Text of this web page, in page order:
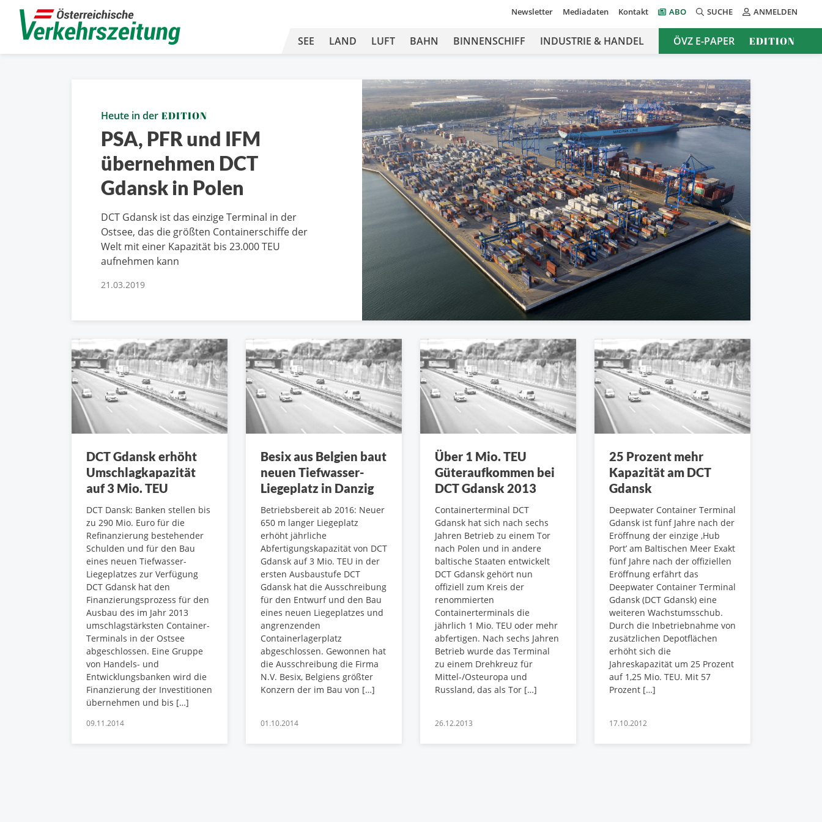
Newsletter Mediadaten Kontakt ABO SUCHE ANMELDEN
SEE LAND LUFT BAHN BINNENSCHIFF INDUSTRIE & HANDEL ÖVZ E-PAPER EDITION
Heute in der EDITION
PSA, PFR und IFM
übernehmen DCT
Gdansk in Polen
DCT Gdansk ist das einzige Terminal in der
Ostsee, das die größten Containerschiffe der
Welt mit einer Kapazität bis 23.000 TEU
aufnehmen kann
21.03.2019
DCT Gdansk erhöht
Umschlagkapazität
auf 3 Mio. TEU
DCT Dansk: Banken stellen bis
zu 290 Mio. Euro für die
Refinanzierung bestehender
Schulden und für den Bau
eines neuen Tiefwasser-
Liegeplatzes zur Verfügung
DCT Gdansk hat den
Finanzierungsprozess für den
Ausbau des im Jahr 2013
umschlagstärksten Container-
Terminals in der Ostsee
abgeschlossen. Eine Gruppe
von Handels- und
Entwicklungsbanken wird die
Finanzierung der Investitionen
übernehmen und bis […]
09.11.2014
Besix aus Belgien baut
neuen Tiefwasser-
Liegeplatz in Danzig
Betriebsbereit ab 2016: Neuer
650 m langer Liegeplatz
erhöht jährliche
Abfertigungskapazität von DCT
Gdansk auf 3 Mio. TEU in der
ersten Ausbaustufe DCT
Gdansk hat die Ausschreibung
für den Entwurf und den Bau
eines neuen Liegeplatzes und
angrenzenden
Containerlagerplatz
abgeschlossen. Gewonnen hat
die Ausschreibung die Firma
N.V. Besix, Belgiens größter
Konzern der im Bau von […]
01.10.2014
Über 1 Mio. TEU
Güteraufkommen bei
DCT Gdansk 2013
Containerterminal DCT
Gdansk hat sich nach sechs
Jahren Betrieb zu einem Tor
nach Polen und in andere
baltische Staaten entwickelt
DCT Gdansk gehört nun
offiziell zum Kreis der
renommierten
Containerterminals die
jährlich 1 Mio. TEU oder mehr
abfertigen. Nach sechs Jahren
Betrieb wurde das Terminal
zu einem Drehkreuz für
Mittel-/Osteuropa und
Russland, das als Tor […]
26.12.2013
25 Prozent mehr
Kapazität am DCT
Gdansk
Deepwater Container Terminal
Gdansk ist fünf Jahre nach der
Eröffnung der einzige ‚Hub
Port’ am Baltischen Meer Exakt
fünf Jahre nach der offiziellen
Eröffnung erfährt das
Deepwater Container Terminal
Gdansk (DCT Gdansk) eine
weiteren Wachstumsschub.
Durch die Inbetriebnahme von
zusätzlichen Depotflächen
erhöht sich die
Jahreskapazität um 25 Prozent
auf 1,25 Mio. TEU. Mit 57
Prozent […]
17.10.2012